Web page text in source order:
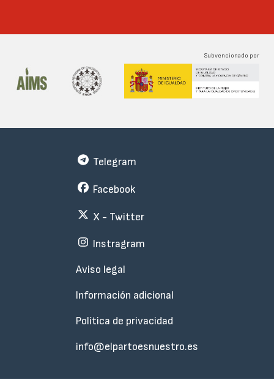
Subvencionado por
Subfooter
Telegram
Facebook
X - Twitter
Instragram
Aviso legal
Información adicional
Política de privacidad
info@elpartoesnuestro.es